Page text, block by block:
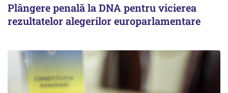
Plângere penală la DNA pentru vicierea
rezultatelor alegerilor europarlamentare